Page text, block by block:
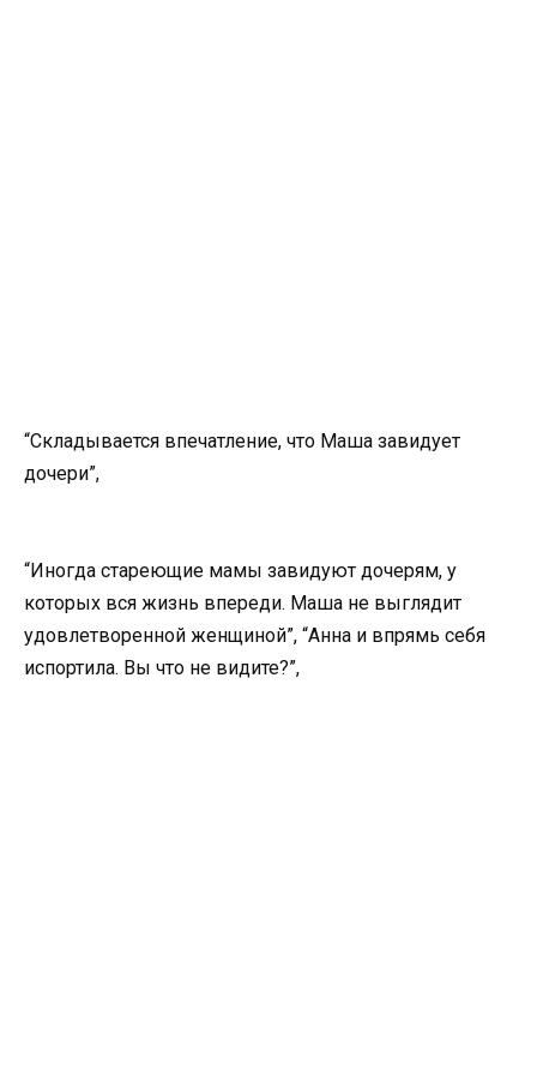
“Складывается впечатление, что Маша завидует
дочери”,
“Иногда стареющие мамы завидуют дочерям, у
которых вся жизнь впереди. Маша не выглядит
удовлетворенной женщиной”, “Анна и впрямь себя
испортила. Вы что не видите?”,